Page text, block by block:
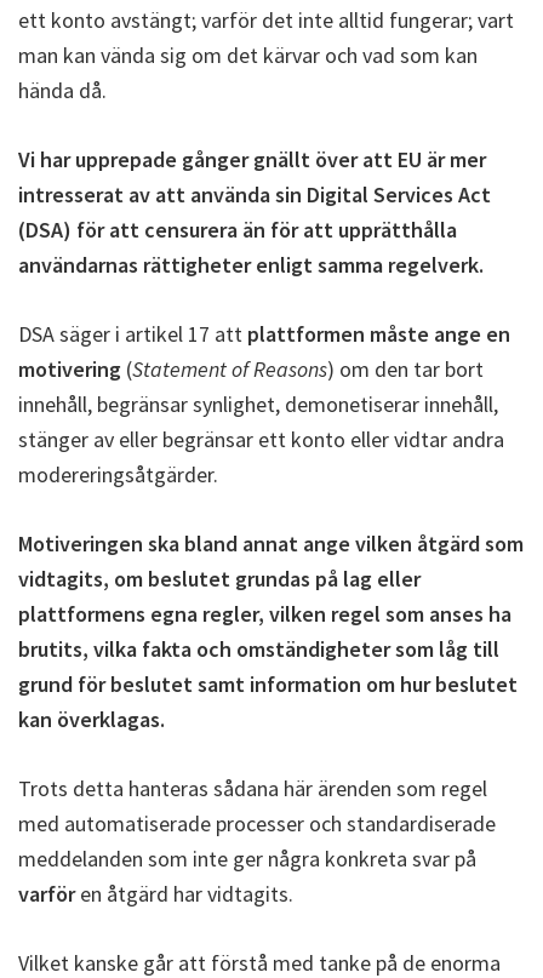
ett konto avstängt; varför det inte alltid fungerar; vart
man kan vända sig om det kärvar och vad som kan
hända då.
Vi har upprepade gånger gnällt över att EU är mer
intresserat av att använda sin Digital Services Act
(DSA) för att censurera än för att upprätthålla
användarnas rättigheter enligt samma regelverk.
DSA säger i artikel 17 att plattformen måste ange en
motivering (Statement of Reasons) om den tar bort
innehåll, begränsar synlighet, demonetiserar innehåll,
stänger av eller begränsar ett konto eller vidtar andra
modereringsåtgärder.
Motiveringen ska bland annat ange vilken åtgärd som
vidtagits, om beslutet grundas på lag eller
plattformens egna regler, vilken regel som anses ha
brutits, vilka fakta och omständigheter som låg till
grund för beslutet samt information om hur beslutet
kan överklagas.
Trots detta hanteras sådana här ärenden som regel
med automatiserade processer och standardiserade
meddelanden som inte ger några konkreta svar på
varfören åtgärd har vidtagits.
Vilket kanske går att förstå med tanke på de enorma